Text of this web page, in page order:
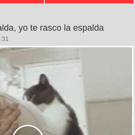
yo te rasco la espalda